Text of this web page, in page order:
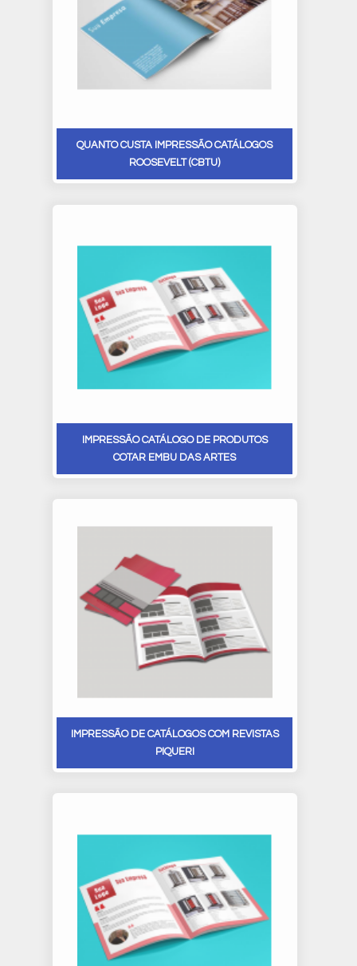
QUANTO CUSTA IMPRESSÃO CATÁLOGOS
ROOSEVELT (CBTU)
IMPRESSÃO CATÁLOGO DE PRODUTOS
COTAR EMBU DAS ARTES
IMPRESSÃO DE CATÁLOGOS COM REVISTAS
PIQUERI